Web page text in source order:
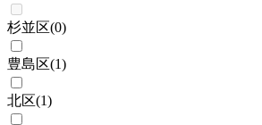
杉並区(0)
豊島区(1)
北区(1)